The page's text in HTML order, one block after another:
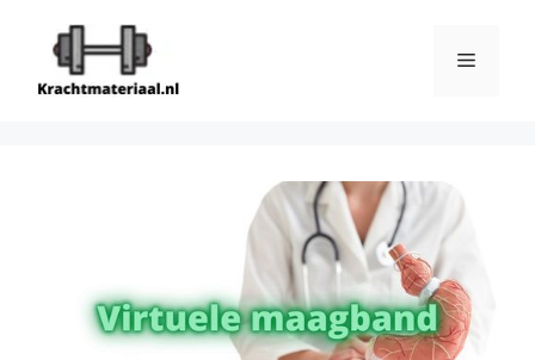
inhoud
Menu